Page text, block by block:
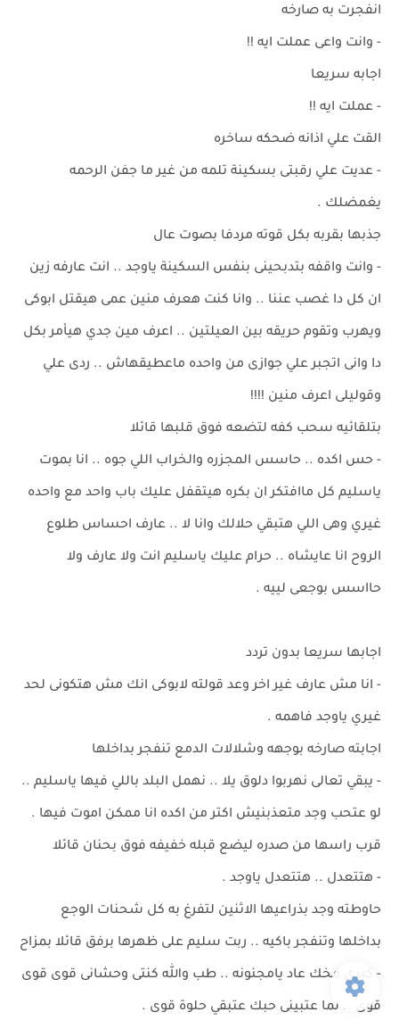
انفجرت به صارخه
- وانت واعى عملت ايه !!
اجابه سريعا
- عملت ايه !!
القت علي اذانه ضحكه ساخره
- عديت علي رقبتى بسكينة تلمه من غير ما جفن الرحمه
يغمضلك .
جذبها بقربه بكل قوته مردفا بصوت عال
- وانت واقفه بتدبحينى بنفس السكينة ياوجد .. انت عارفه زين
ان كل دا غصب عننا .. وانا كنت هعرف منين عمى هيقتل ابوكى
ويهرب وتقوم حريقه بين العيلتين .. اعرف مين جدي هيأمر بكل
دا وانى اتجبر علي جوازى من واحده ماعطيقهاش .. ردى علي
وقوليلى اعرف منين !!!!
بتلقائيه سحب كفه لتضعه فوق قلبها قائلا
- حس اكده .. حاسس المجزره والخراب اللي جوه .. انا بموت
ياسليم كل ماافتكر ان بكره هيتقفل عليك باب واحد مع واحده
غيري وهى اللي هتبقي حلالك وانا لا .. عارف احساس طلوع
الروح انا عايشاه .. حرام عليك ياسليم انت ولا عارف ولا
حااسس بوجعى لييه .
اجابها سريعا بدون تردد
- انا مش عارف غير اخر وعد قولته لابوكى انك مش هتكونى لحد
غيري ياوجد فاهمه .
اجابته صارخه بوجهه وشلالات الدمع تنفجر بداخلها
- يبقي تعالى نهربوا دلوق يلا .. نهمل البلد باللي فيها ياسليم ..
لو عتحب وجد متعذبنيش اكتر من اكده انا ممكن اموت فيها .
قرب راسها من صدره ليضع قبله خفيفه فوق بحنان قائلا
- هتتعدل .. هتتعدل ياوجد .
حاوطته وجد بذراعيها الاثنين لتفرغ به كل شحنات الوجع
بداخلها وتنفجر باكيه .. ربت سليم على ظهرها برفق قائلا بمزاح
- كبري مخك عاد يامجنونه .. طب والله كنتى وحشانى قوى قوى
قوى .. لما عتبينى حبك عتبقي حلوة قوى .